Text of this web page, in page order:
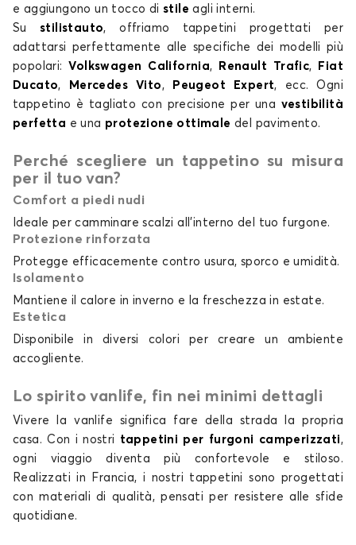
e aggiungono un tocco di stile agli interni.
Sustilistauto, offriamo tappetini progettati per
adattarsi perfettamente alle specifiche dei modelli più
popolari:Volkswagen California, Renault Trafic,
Fiat
Ducato, Mercedes Vito, Peugeot Expert, ecc. Ogni
tappetino è tagliato con precisione per una vestibilità
perfetta e una protezione ottimale del pavimento.
Perché scegliere un tappetino su misura
per il tuo van?
Comfort a piedi nudi
Ideale per camminare scalzi all'interno del tuo furgone.
Protezione rinforzata
Protegge efficacemente contro usura, sporco e umidità.
Isolamento
Mantiene il calore in inverno e la freschezza in estate.
Estetica
Disponibile in diversi colori per creare un ambiente
accogliente.
Lo spirito vanlife, fin nei minimi dettagli
Vivere la vanlife significa fare della strada la propria
casa. Con i nostri tappetini per furgoni camperizzati,
ogni viaggio diventa più confortevole e stiloso.
Realizzati in Francia, i nostri tappetini sono progettati
con materiali di qualità, pensati per resistere alle sfide
quotidiane.